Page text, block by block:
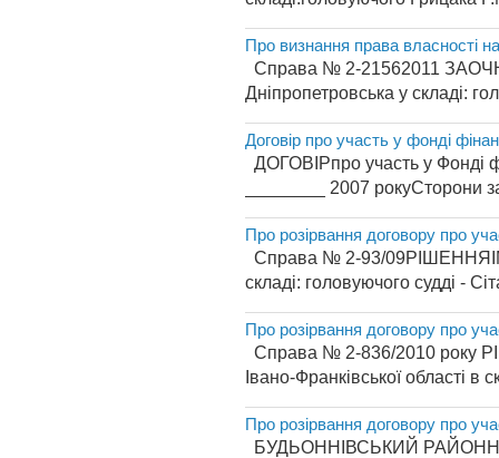
Про визнання права власності
Справа № 2-21562011
Дніпропетровська у складі:
Договір про участь у фонді
ДОГОВІРпро
________ 2007 рокуСторони
Про розірвання договору про
Справа № 2-93/
складі: головуючого судді -
Про розірвання договору про
Справа № 2-836/2010 року
Івано-Франківської області
Про розірвання договору про
БУДЬОННІВСЬКИЙ